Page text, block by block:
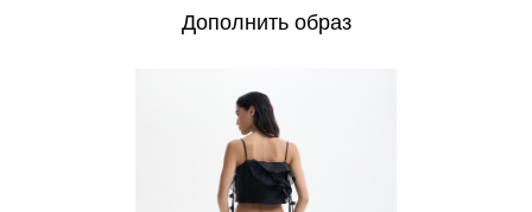
Дополнить образ